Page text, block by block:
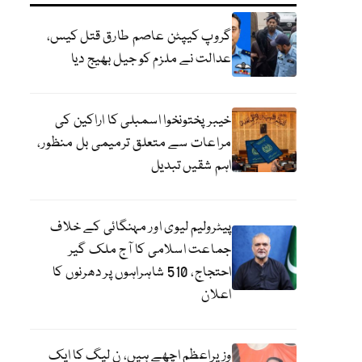
گروپ کیپٹن عاصم طارق قتل کیس،
عدالت نے ملزم کو جیل بھیج دیا
خیبرپختونخوا اسمبلی کا اراکین کی
مراعات سے متعلق ترمیمی بل منظور،
اہم شقیں تبدیل
پیٹرولیم لیوی اور مہنگائی کے خلاف
جماعت اسلامی کا آج ملک گیر
احتجاج، 510 شاہراہوں پر دھرنوں کا
اعلان
وزیراعظم اچھے ہیں، ن لیگ کا ایک